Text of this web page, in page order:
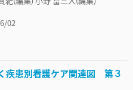
02
疾患別看護ケア関連図 第３